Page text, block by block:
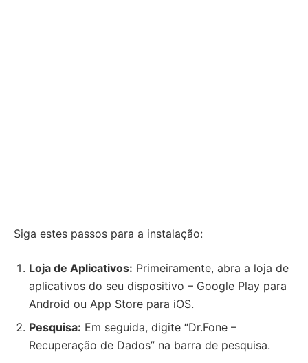
Siga estes passos para a instalação:
Loja de Aplicativos: Primeiramente, abra a loja de
aplicativos do seu dispositivo – Google Play para
Android ou App Store para iOS.
Pesquisa: Em seguida, digite “Dr.Fone –
Recuperação de Dados” na barra de pesquisa.